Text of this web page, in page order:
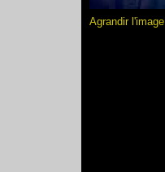
Agrandir l'image